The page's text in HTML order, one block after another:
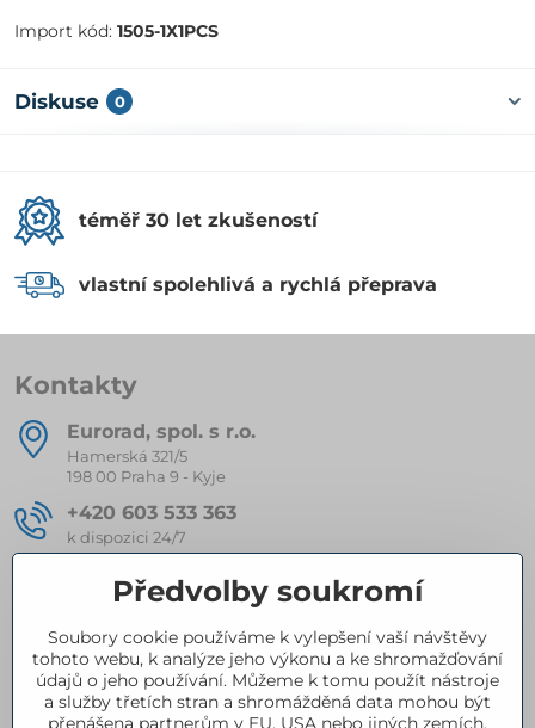
Import kód: 1505-1X1PCS
Diskuse 0
téměř 30 let zkušeností
vlastní spolehlivá a rychlá přeprava
Kontakty
Eurorad, spol​. s r​.o​.
Hamerská 321/5
198 00 Praha 9 - Kyje
+420 603 533 363
k dispozici 24/7
eurorad​@seznam​.cz
Kompletní nabídka produktů
Předvolby soukromí
Soubory cookie používáme k vylepšení vaší návštěvy
tohoto webu, k analýze jeho výkonu a ke shromažďování
údajů o jeho používání. Můžeme k tomu použít nástroje
a služby třetích stran a shromážděná data mohou být
přenášena partnerům v EU, USA nebo jiných zemích.